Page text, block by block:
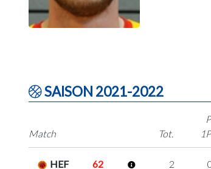
SAISON 2021-2022
Match
Tot.
1P
HEF
62
2